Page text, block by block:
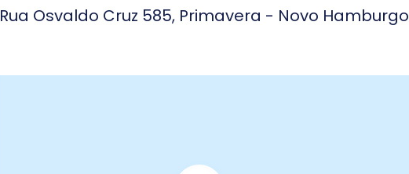
Rua Osvaldo Cruz 585, Primavera - Novo Hamburgo